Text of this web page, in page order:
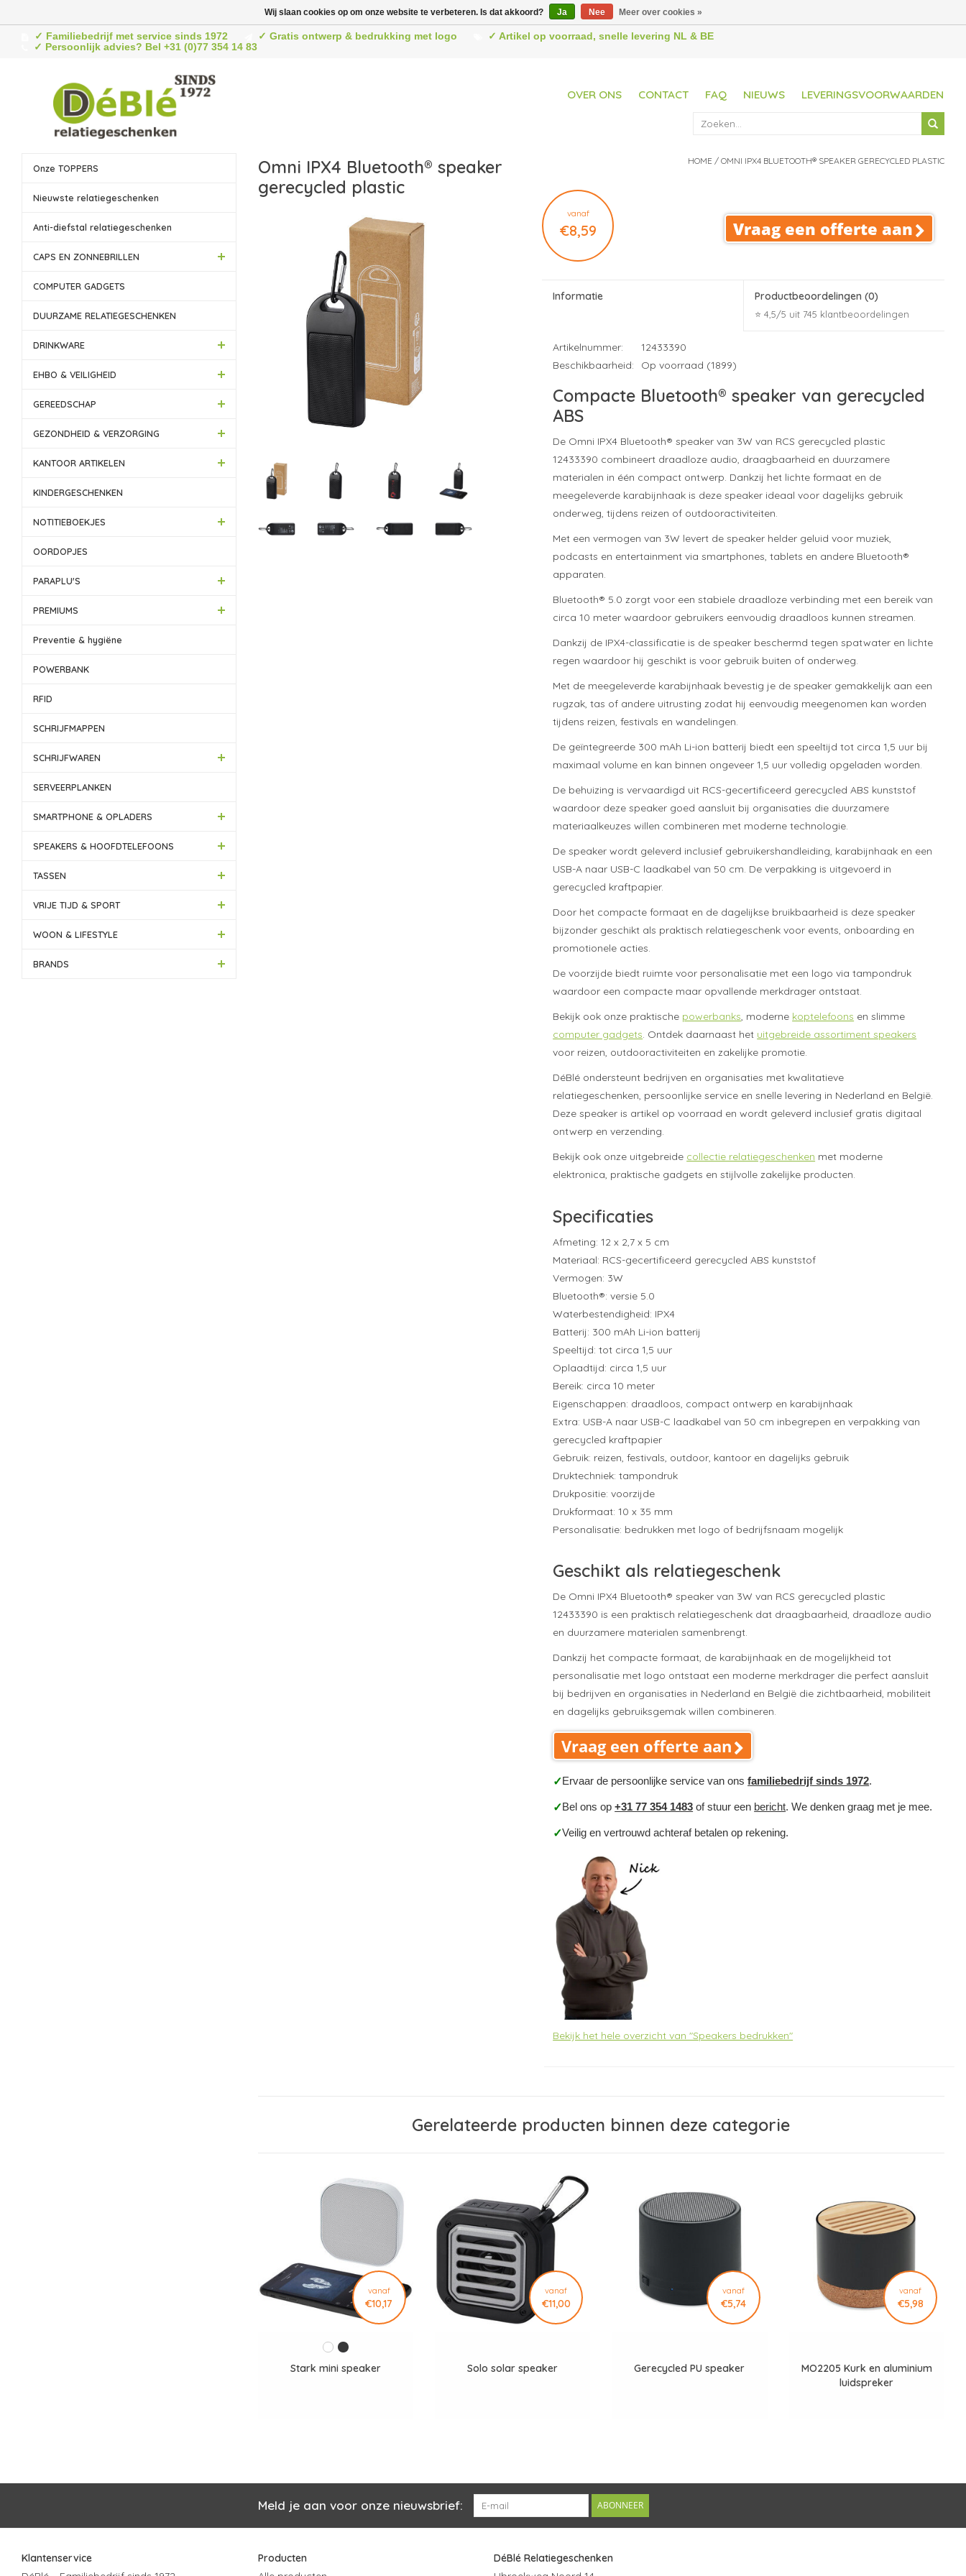
✓ Familiebedrijf met service sinds 1972 ✓ Gratis ontwerp & bedrukking met logo
✓ Artikel op voorraad, snelle levering NL & BE
✓ Persoonlijk advies? Bel +31 (0)77 354 14 83
OVER ONS CONTACT FAQ NIEUWS LEVERINGSVOORWAARDEN
Onze TOPPERS
Nieuwste relatiegeschenken
Anti-diefstal relatiegeschenken
CAPS EN ZONNEBRILLEN
COMPUTER GADGETS
DUURZAME RELATIEGESCHENKEN
DRINKWARE
EHBO & VEILIGHEID
GEREEDSCHAP
GEZONDHEID & VERZORGING
KANTOOR ARTIKELEN
KINDERGESCHENKEN
NOTITIEBOEKJES
OORDOPJES
PARAPLU'S
PREMIUMS
Preventie & hygiëne
POWERBANK
RFID
SCHRIJFMAPPEN
SCHRIJFWAREN
SERVEERPLANKEN
SMARTPHONE & OPLADERS
SPEAKERS & HOOFDTELEFOONS
TASSEN
VRIJE TIJD & SPORT
WOON & LIFESTYLE
BRANDS
Omni IPX4 Bluetooth® speaker
gerecycled plastic
HOME / OMNI IPX4 BLUETOOTH® SPEAKER GERECYCLED PLASTIC
vanaf
€8,59 Vraag een offerte aan
Informatie Productbeoordelingen(0)
⭐ 4,5/5 uit 745 klantbeoordelingen
Artikelnummer:
12433390
Beschikbaarheid:
Op voorraad (1899)
Compacte Bluetooth® speaker van gerecycled
ABS
De Omni IPX4 Bluetooth® speaker van 3W van RCS gerecycled plastic
12433390 combineert draadloze audio, draagbaarheid en duurzamere
materialen in één compact ontwerp. Dankzij het lichte formaat en de
meegeleverde karabijnhaak is deze speaker ideaal voor dagelijks gebruik
onderweg, tijdens reizen of outdooractiviteiten.
Met een vermogen van 3W levert de speaker helder geluid voor muziek,
podcasts en entertainment via smartphones, tablets en andere Bluetooth®
apparaten.
Bluetooth® 5.0 zorgt voor een stabiele draadloze verbinding met een bereik van
circa 10 meter waardoor gebruikers eenvoudig draadloos kunnen streamen.
Dankzij de IPX4-classificatie is de speaker beschermd tegen spatwater en lichte
regen waardoor hij geschikt is voor gebruik buiten of onderweg.
Met de meegeleverde karabijnhaak bevestig je de speaker gemakkelijk aan een
rugzak, tas of andere uitrusting zodat hij eenvoudig meegenomen kan worden
tijdens reizen, festivals en wandelingen.
De geïntegreerde 300 mAh Li-ion batterij biedt een speeltijd tot circa 1,5 uur bij
maximaal volume en kan binnen ongeveer 1,5 uur volledig opgeladen worden.
De behuizing is vervaardigd uit RCS-gecertificeerd gerecycled ABS kunststof
waardoor deze speaker goed aansluit bij organisaties die duurzamere
materiaalkeuzes willen combineren met moderne technologie.
De speaker wordt geleverd inclusief gebruikershandleiding, karabijnhaak en een
USB-A naar USB-C laadkabel van 50 cm. De verpakking is uitgevoerd in
gerecycled kraftpapier.
Door het compacte formaat en de dagelijkse bruikbaarheid is deze speaker
bijzonder geschikt als praktisch relatiegeschenk voor events, onboarding en
promotionele acties.
De voorzijde biedt ruimte voor personalisatie met een logo via tampondruk
waardoor een compacte maar opvallende merkdrager ontstaat.
Bekijk ook onze praktische powerbanks, moderne koptelefoons en slimme
computer gadgets. Ontdek daarnaast het uitgebreide assortiment speakers
voor reizen, outdooractiviteiten en zakelijke promotie.
DéBlé ondersteunt bedrijven en organisaties met kwalitatieve
relatiegeschenken, persoonlijke service en snelle levering in Nederland en België.
Deze speaker is artikel op voorraad en wordt geleverd inclusief gratis digitaal
ontwerp en verzending.
Bekijk ook onze uitgebreide collectie relatiegeschenken met moderne
elektronica, praktische gadgets en stijlvolle zakelijke producten.
Specificaties
Afmeting: 12 x 2,7 x 5 cm
Materiaal: RCS-gecertificeerd gerecycled ABS kunststof
Vermogen: 3W
Bluetooth®: versie 5.0
Waterbestendigheid: IPX4
Batterij: 300 mAh Li-ion batterij
Speeltijd: tot circa 1,5 uur
Oplaadtijd: circa 1,5 uur
Bereik: circa 10 meter
Eigenschappen: draadloos, compact ontwerp en karabijnhaak
Extra: USB-A naar USB-C laadkabel van 50 cm inbegrepen en verpakking van
gerecycled kraftpapier
Gebruik: reizen, festivals, outdoor, kantoor en dagelijks gebruik
Druktechniek: tampondruk
Drukpositie: voorzijde
Drukformaat: 10 x 35 mm
Personalisatie: bedrukken met logo of bedrijfsnaam mogelijk
Geschikt als relatiegeschenk
De Omni IPX4 Bluetooth® speaker van 3W van RCS gerecycled plastic
12433390 is een praktisch relatiegeschenk dat draagbaarheid, draadloze audio
en duurzamere materialen samenbrengt.
Dankzij het compacte formaat, de karabijnhaak en de mogelijkheid tot
personalisatie met logo ontstaat een moderne merkdrager die perfect aansluit
bij bedrijven en organisaties in Nederland en België die zichtbaarheid, mobiliteit
en dagelijks gebruiksgemak willen combineren.
Vraag een offerte aan
✓Ervaar de persoonlijke service van onsfamiliebedrijf sinds 1972.
✓Bel ons op+31 77 354 1483 of stuur een bericht. We denken graag met je mee.
✓Veilig en vertrouwd achteraf betalen op rekening.
Bekijk het hele overzicht van "Speakers bedrukken"
Gerelateerde producten binnen deze categorie
vanaf
€10,17
Stark mini speaker
vanaf
€11,00
Solo solar speaker
vanaf
€5,74
Gerecycled PU speaker
vanaf
€5,98
MO2205 Kurk en aluminium
luidspreker
Meld je aan voor onze nieuwsbrief: ABONNEER
Klantenservice
Producten
DéBlé Relatiegeschenken
Wij slaan cookies op om onze website te verbeteren. Is dat akkoord? Ja Nee Meer over cookies »